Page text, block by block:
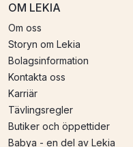
OM LEKIA
Om oss
Storyn om Lekia
Bolagsinformation
Kontakta oss
Karriär
Tävlingsregler
Butiker och öppettider
Babya - en del av Lekia